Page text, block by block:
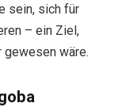
sein, sich für
– ein Ziel,
gewesen wäre.